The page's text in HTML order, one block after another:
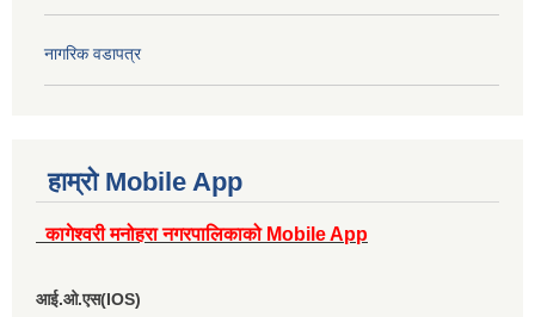
नागरिक वडापत्र
हाम्रो Mobile App
कागेश्वरी मनोहरा नगरपालिकाको Mobile App
आई.ओ.एस(IOS)